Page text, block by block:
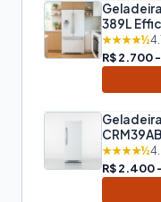
389L
★★★★½
R$ 2.700
CRM39AB
★★★★½
R$ 2.400